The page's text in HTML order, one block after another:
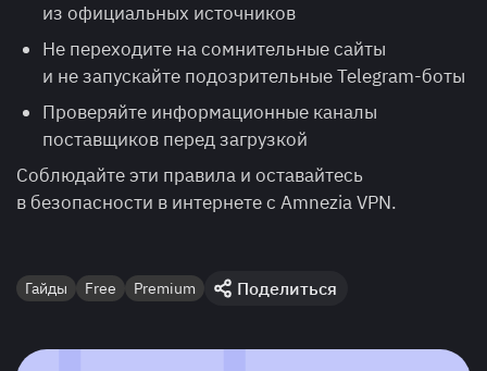
из официальных источников
Не переходите на сомнительные сайты
и не запускайте подозрительные Telegram-боты
Проверяйте информационные каналы
поставщиков перед загрузкой
Соблюдайте эти правила и оставайтесь
в безопасности в интернете с Amnezia VPN.
Гайды Free Premium Поделиться